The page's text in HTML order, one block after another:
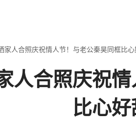
家人合照庆祝情人节！与老公秦昊同框比
人合照庆祝
比心